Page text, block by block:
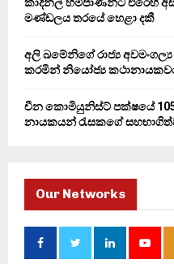
කාදිනල් හිමිපාණන්ට එරෙහි
මණ්ඩලය තරයේ හෙළා දකී
අලි ඛමේනිගේ රාජ්‍ය
කරමින් නියෝජ්‍ය
චීන කොමියුනිස්ට් පක්ෂයේ
නායකයන් රැසකගේ
Our Networks